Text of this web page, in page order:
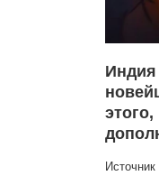
Индия
Источник